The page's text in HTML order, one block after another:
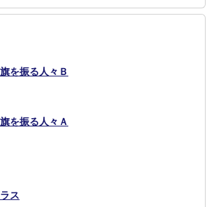
を振る人々Ｂ
を振る人々Ａ
ス